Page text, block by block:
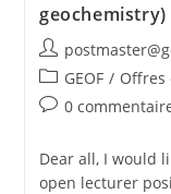
geochemistry)
GEOF / Offres
0
Dear all, I would
open lecturer